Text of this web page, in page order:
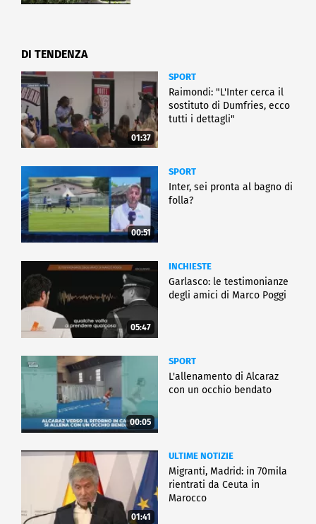
DI TENDENZA
01:37
SPORT
Raimondi: "L'Inter cerca il
sostituto di Dumfries, ecco
tutti i dettagli"
00:51
SPORT
Inter, sei pronta al bagno di
folla?
05:47
INCHIESTE
Garlasco: le testimonianze
degli amici di Marco Poggi
00:05
SPORT
L'allenamento di Alcaraz
con un occhio bendato
01:41
ULTIME NOTIZIE
Migranti, Madrid: in 70mila
rientrati da Ceuta in
Marocco